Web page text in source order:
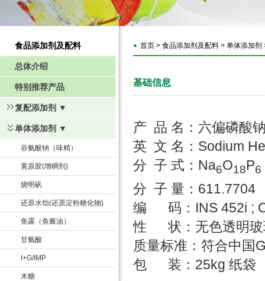
食品添加剂及配料
总体介绍
特别推荐产品
复配添加剂 ▼
单体添加剂 ▼
谷氨酸钠（味精）
黄原胶(增稠剂)
烧明矾
还原水饴(还原淀粉糖化物)
鱼露（鱼酱油）
甘氨酸
I+G/IMP
木糖
首页 > 食品添加剂及配料 > 单体添加剂
基础信息
产 品 名：六偏磷酸
英 文 名：Sodium
分 子 式：Na6O18P6
分 子 量：611.7704
编 码：INS 452i ;
性 状：无色透明玻
质量标准：符合中国
包 装：25kg 纸袋